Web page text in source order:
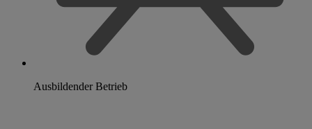
Ausbildender Betrieb